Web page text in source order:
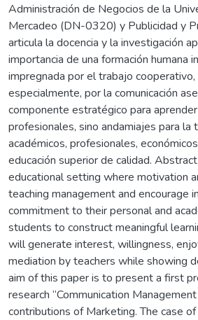
Administración de Negocios de la
Mercadeo (DN-0320) y Publicidad y
articula la docencia y la investigación
importancia de una formación humana
impregnada por el trabajo
especialmente, por la comunicación
componente estratégico para
profesionales, sino andamiajes para la
académicos, profesionales,
educación superior de calidad.
educational setting where motivation
teaching management and encourage
commitment to their personal and
students to construct meaningful
will generate interest, willingness,
mediation by teachers while showing
aim of this paper is to present a first
research “Communication
contributions of Marketing. The case